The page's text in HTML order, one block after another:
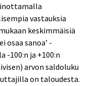
vastauksia
keskimmäisiä
osaa sanoa’ -
-100:n ja +100:n
arvon saldoluku
on taloudesta.